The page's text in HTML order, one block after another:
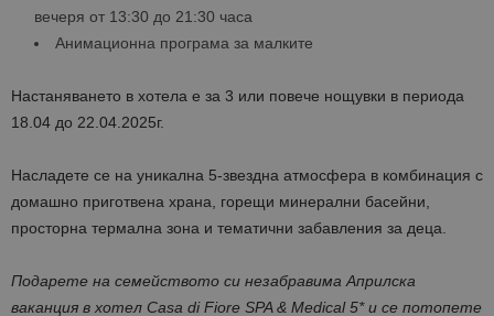
вечеря от 13:30 до 21:30 часа
Анимационна програма за малките
Настаняването в хотела е за 3 или повече нощувки в периода
18.04 до 22.04.2025г.
Насладете се на уникална 5-звездна атмосфера в комбинация с
домашно приготвена храна, горещи минерални басейни,
просторна термална зона и тематични забавления за деца.
Подaрете нa семейството си незaбравима Априлска
ваканция в хотел Casa di Fiore SPA & Medical 5* и се потопете